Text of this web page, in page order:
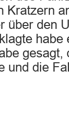
Kratzern
über den
habe
gesagt,
und die